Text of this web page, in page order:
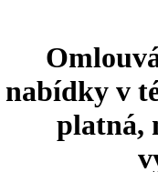
nabídky v
platná,